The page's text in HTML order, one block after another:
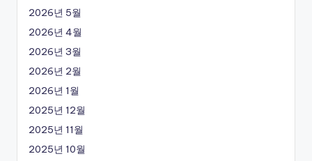
2026년 5월
2026년 4월
2026년 3월
2026년 2월
2026년 1월
2025년 12월
2025년 11월
2025년 10월